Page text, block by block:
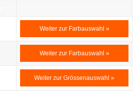
Weiter zur Farbauswahl »
Weiter zur Farbauswahl »
Weiter zur Grössenauswahl »